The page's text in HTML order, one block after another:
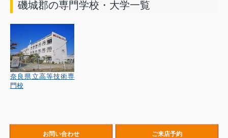
磯城郡の専門学校・大学一覧
奈良県立高等技術専
門校
お問い合わせ ご来店予約